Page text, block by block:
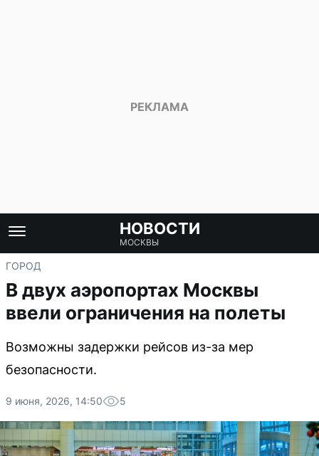
НОВОСТИ
МОСКВЫ
ГОРОД
В двух аэропортах Москвы
ввели ограничения на полеты
Возможны задержки рейсов из-за мер
безопасности.
9 июня, 2026, 14:50 5